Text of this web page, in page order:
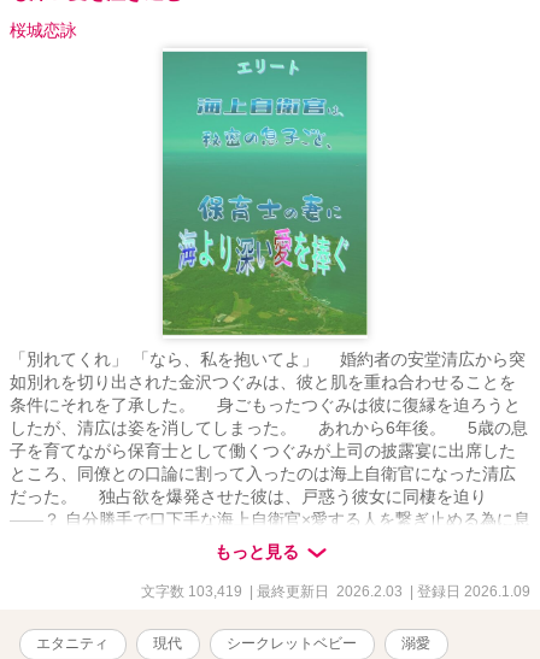
桜城恋詠
「別れてくれ」 「なら、私を抱いてよ」 婚約者の安堂清広から突
如別れを切り出された金沢つぐみは、彼と肌を重ね合わせることを
条件にそれを了承した。 身ごもったつぐみは彼に復縁を迫ろうと
したが、清広は姿を消してしまった。 あれから6年後。 5歳の息
子を育てながら保育士として働くつぐみが上司の披露宴に出席した
ところ、同僚との口論に割って入ったのは海上自衛官になった清広
だった。 独占欲を爆発させた彼は、戸惑う彼女に同棲を迫り
――？ 自分勝手で口下手な海上自衛官×愛する人を繋ぎ止める為に息
子を出産した保育士 ※ 設定の異なる全年齢版を別名義・別タイトル
で ベリーズカフェ・ムーンライトノベルズに掲載中。 一時期pixivに
も掲載済 (現在は非公開）
もっと見る
文字数 103,419 | 最終更新日 2026.2.03 | 登録日 2026.1.09
エタニティ 現代 シークレットベビー 溺愛